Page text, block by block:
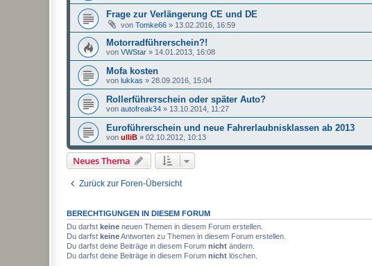
Frage zur Verlängerung CE und DE
von Tomke66 » 13.02.2016, 16:59
Motorradführerschein?!
von VWStar » 14.01.2013, 16:08
Mofa kosten
von lukkas » 28.09.2016, 15:04
Rollerführerschein oder später Auto?
von autofreak34 » 13.10.2014, 11:27
Euroführerschein und neue Fahrerlaubnisklassen ab 2013
von ulliB » 02.10.2012, 10:13
Neues Thema
Zurück zur Foren-Übersicht
BERECHTIGUNGEN IN DIESEM FORUM
Du darfst keine neuen Themen in diesem Forum erstellen.
Du darfst keineAntworten zu Themen in diesem Forum erstellen.
Du darfst deine Beiträge in diesem Forum nicht ändern.
Du darfst deine Beiträge in diesem Forum nicht löschen.